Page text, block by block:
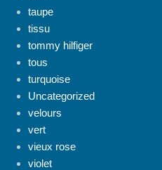
taupe
tissu
tommy hilfiger
tous
turquoise
Uncategorized
velours
vert
vieux rose
violet